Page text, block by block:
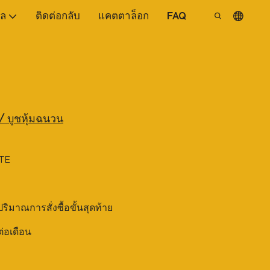
ติดต่อกลับ แคตตาล็อก FAQ
บูชหุ้มฉนวน
ริมาณการสั่งซื้อขั้นสุดท้าย
อเดือน